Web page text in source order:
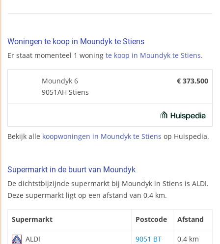
Woningen te koop in Moundyk te Stiens
Er staat momenteel 1 woning te koop in Moundyk te Stiens.
Moundyk 6
9051AH Stiens
€ 373.500
Bekijk alle koopwoningen in Moundyk te Stiens op Huispedia.
Supermarkt in de buurt van Moundyk
De dichtstbijzijnde supermarkt bij Moundyk in Stiens is ALDI.
Deze supermarkt ligt op een afstand van 0.4 km.
Supermarkt Postcode Afstand
ALDI 9051 BT 0.4 km